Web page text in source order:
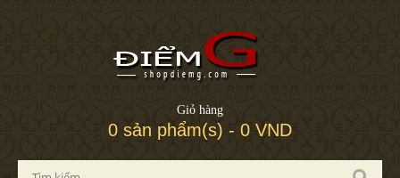
Giỏ hàng
0 sản phẩm(s) - 0 VND